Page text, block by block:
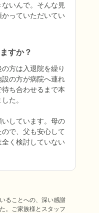
いんで。そんな見
っていただいてい
すか？
方は入退院を繰り
の方が病院へ連れ
ち合わせるまで本
た。
しています。母の
で、父も安心して
く検討していない
ることへの、深い感謝
。ご家族様とスタッフ